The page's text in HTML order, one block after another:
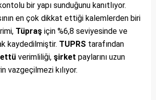
bir yapı sunduğunu kanıtlıyor.
en çok dikkat ettiği kalemlerden biri
Tüpraş için %6,8 seviyesinde ve
kaydedilmiştir. TUPRS tarafından
verimliliği, şirket paylarını uzun
vazgeçilmezi kılıyor.